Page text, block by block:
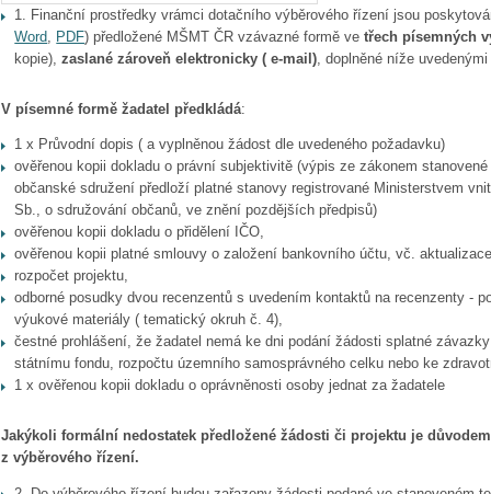
1. Finanční prostředky vrámci dotačního výběrového řízení jsou
Word
PDF) předložené MŠMT ČR vzávazné formě vetřech písemných
kopie),zaslané zároveň elektronicky ( e-mail) , doplněné níže
V písemné formě žadatel předkládá:
1 x Průvodní dopis ( a vyplněnou žádost dle uvedeného požadavku)
ověřenou kopii dokladu o právní subjektivitě (výpis ze zákonem
občanské sdružení předloží platné stanovy registrované Ministerstvem
Sb., o sdružování občanů, ve znění pozdějších předpisů)
ověřenou kopii dokladu o přidělení IČO,
ověřenou kopii platné smlouvy o založení bankovního účtu, vč.
rozpočet projektu,
odborné posudky dvou recenzentů s uvedením kontaktů na recenzenty -
výukové materiály ( tematický okruh č. 4),
čestné prohlášení, že žadatel nemá ke dni podání žádosti splatné
státnímu fondu, rozpočtu územního samosprávného celku nebo ke
1 x ověřenou kopii dokladu o oprávněnosti osoby jednat za žadatele
Jakýkoli formální nedostatek předložené žádosti či projektu je
z výběrového řízení.